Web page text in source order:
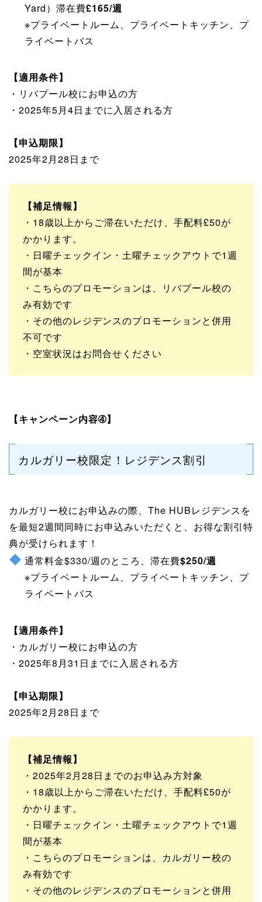
Yard）滞在費£165/週
※プライベートルーム、プライベートキッチン、プ
ライベートバス
【適用条件】
・リバプール校にお申込の方
・2025年5月4日までに入居される方
【申込期限】
2025年2月28日まで
【補足情報】
・18歳以上からご滞在いただけ、手配料£50が
かかります。
・日曜チェックイン・土曜チェックアウトで1週
間が基本
・こちらのプロモーションは、リバプール校の
み有効です
・その他のレジデンスのプロモーションと併用
不可です
・空室状況はお問合せください
【キャンペーン内容➃】
カルガリー校限定！レジデンス割引
カルガリー校にお申込みの際、The HUBレジデンスを
を最短2週間同時にお申込みいただくと、お得な割引特
典が受けられます！
通常料金$330/週のところ、滞在費$250/週
※プライベートルーム、プライベートキッチン、プ
ライベートバス
【適用条件】
・カルガリー校にお申込の方
・2025年8月31日までに入居される方
【申込期限】
2025年2月28日まで
【補足情報】
・2025年2月28日までのお申込み方対象
・18歳以上からご滞在いただけ、手配料£50が
かかります。
・日曜チェックイン・土曜チェックアウトで1週
間が基本
・こちらのプロモーションは、カルガリー校の
み有効です
・その他のレジデンスのプロモーションと併用